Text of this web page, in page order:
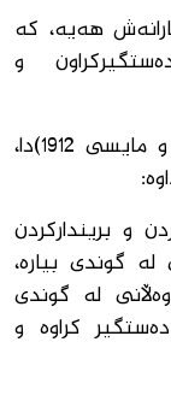
هەیە، كە
و
لە مانگی شوباتی 1328ی ڕۆمی (نیسان و مایسی 1912)دا،
تاڵانكردن و برینداركردن
لە گوندی بیارە،
لە گوندی
دەستگیر كراوە و